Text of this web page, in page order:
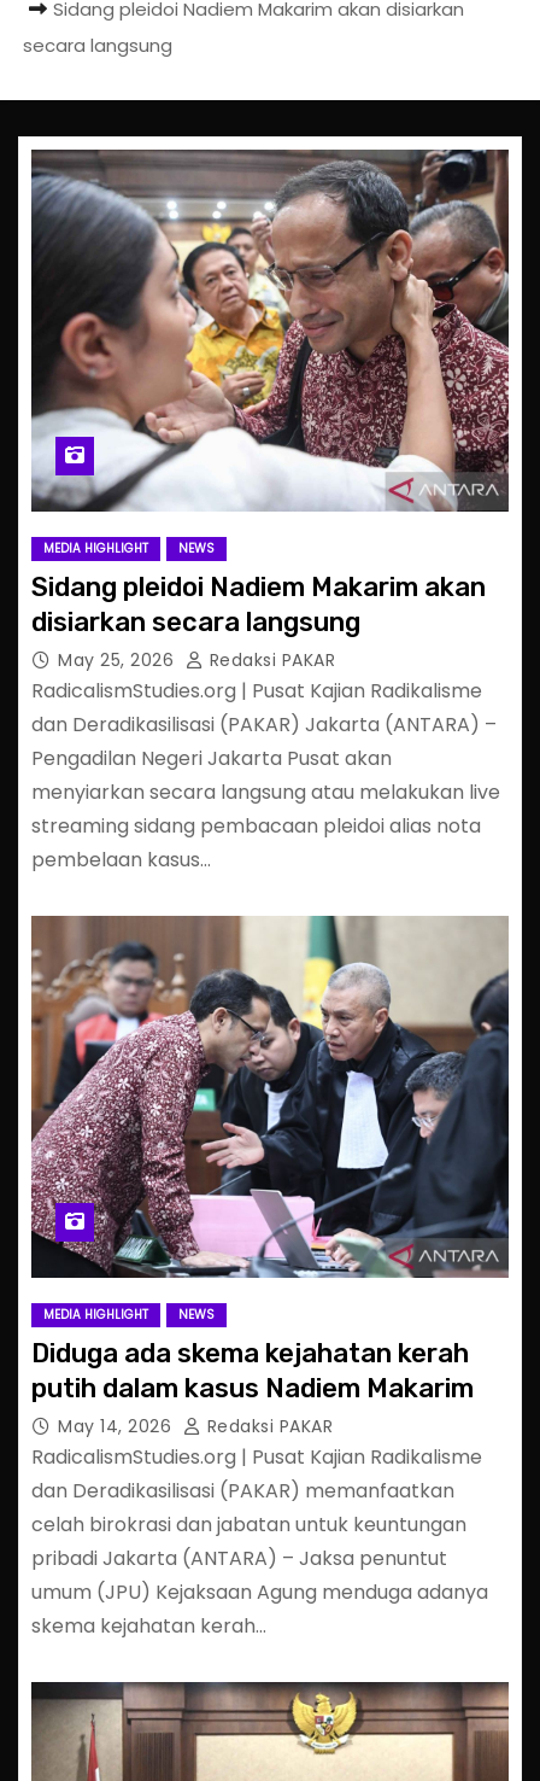
Sidang pleidoi Nadiem Makarim akan disiarkan
secara langsung
MEDIA HIGHLIGHT NEWS
Sidang pleidoi Nadiem Makarim akan
disiarkan secara langsung
May 25, 2026 Redaksi PAKAR
RadicalismStudies.org | Pusat Kajian Radikalisme
dan Deradikasilisasi (PAKAR) Jakarta (ANTARA) –
Pengadilan Negeri Jakarta Pusat akan
menyiarkan secara langsung atau melakukan live
streaming sidang pembacaan pleidoi alias nota
pembelaan kasus…
MEDIA HIGHLIGHT NEWS
Diduga ada skema kejahatan kerah
putih dalam kasus Nadiem Makarim
May 14, 2026 Redaksi PAKAR
RadicalismStudies.org | Pusat Kajian Radikalisme
dan Deradikasilisasi (PAKAR) memanfaatkan
celah birokrasi dan jabatan untuk keuntungan
pribadi Jakarta (ANTARA) – Jaksa penuntut
umum (JPU) Kejaksaan Agung menduga adanya
skema kejahatan kerah…